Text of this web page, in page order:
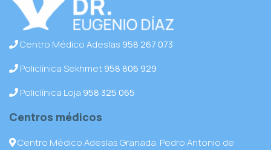
Centro Médico Adeslas 958 267 073
Policlínica Sekhmet958 806 929
Policlínica Loja 958 325 065
Centros médicos
Centro Médico Adeslas Granada. Pedro Antonio de